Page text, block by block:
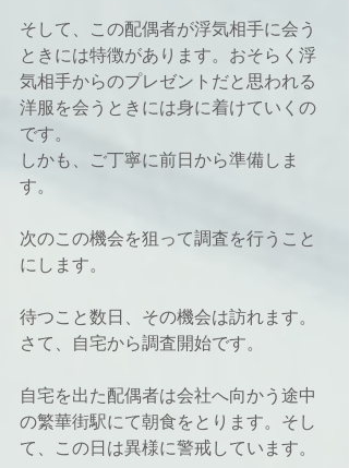
そして、この配偶者が浮気相手に会う
ときには特徴があります。おそらく浮
気相手からのプレゼントだと思われる
洋服を会うときには身に着けていくの
です。
しかも、ご丁寧に前日から準備しま
す。
次のこの機会を狙って調査を行うこと
にします。
待つこと数日、その機会は訪れます。
さて、自宅から調査開始です。
自宅を出た配偶者は会社へ向かう途中
の繁華街駅にて朝食をとります。そし
て、この日は異様に警戒しています。